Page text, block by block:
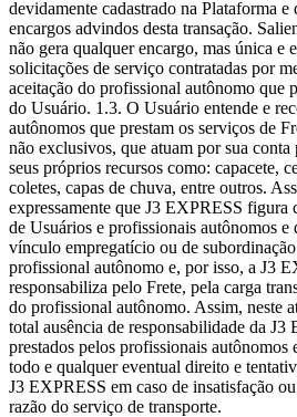
devidamente cadastrado na Plataforma e
encargos advindos desta transação.
não gera qualquer encargo, mas única e
solicitações de serviço contratadas por
aceitação do profissional autônomo que
do Usuário. 1.3. O Usuário entende e
autônomos que prestam os serviços de
não exclusivos, que atuam por sua
seus próprios recursos como: capacete,
coletes, capas de chuva, entre outros.
expressamente que J3 EXPRESS figura
de Usuários e profissionais autônomos e
vínculo empregatício ou de
profissional autônomo e, por isso, a J3
responsabiliza pelo Frete, pela carga
do profissional autônomo. Assim, neste
total ausência de responsabilidade da J3
prestados pelos profissionais autônomos
todo e qualquer eventual direito e
J3 EXPRESS em caso de insatisfação
razão do serviço de transporte.